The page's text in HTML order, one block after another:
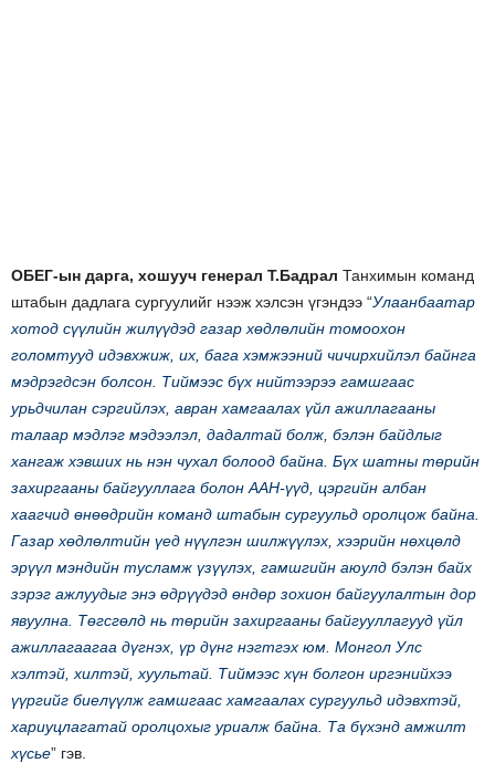
ОБЕГ-ын дарга, хошууч генерал Т.Бадрал Танхимын команд
штабын дадлага сургуулийг нээж хэлсэн үгэндээ “Улаанбаатар
хотод сүүлийн жилүүдэд газар хөдлөлийн томоохон
голомтууд идэвхжиж, их, бага хэмжээний чичирхийлэл байнга
мэдрэгдсэн болсон. Тиймээс бүх нийтээрээ гамшгаас
урьдчилан сэргийлэх, авран хамгаалах үйл ажиллагааны
талаар мэдлэг мэдээлэл, дадалтай болж, бэлэн байдлыг
хангаж хэвших нь нэн чухал болоод байна. Бүх шатны төрийн
захиргааны байгууллага болон ААН-үүд, цэргийн албан
хаагчид өнөөдрийн команд штабын сургуульд оролцож байна.
Газар хөдлөлтийн үед нүүлгэн шилжүүлэх, хээрийн нөхцөлд
эрүүл мэндийн тусламж үзүүлэх, гамшгийн аюулд бэлэн байх
зэрэг ажлуудыг энэ өдрүүдэд өндөр зохион байгуулалтын дор
явуулна. Төгсгөлд нь төрийн захиргааны байгууллагууд үйл
ажиллагаагаа дүгнэх, үр дүнг нэгтгэх юм. Монгол Улс
хэлтэй, хилтэй, хуультай. Тиймээс хүн болгон иргэнийхээ
үүргийг биелүүлж гамшгаас хамгаалах сургуульд идэвхтэй,
хариуцлагатай оролцохыг уриалж байна. Та бүхэнд амжилт
хүсье” гэв.